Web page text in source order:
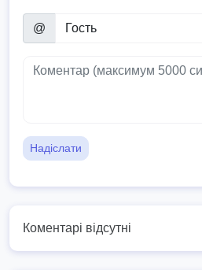
@
Надіслати
Коментарі відсутні